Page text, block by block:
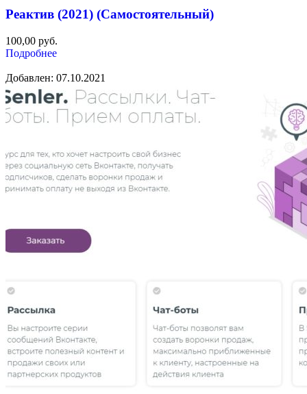
Реактив (2021) (Самостоятельный)
100,00 руб.
Подробнее
Добавлен: 07.10.2021